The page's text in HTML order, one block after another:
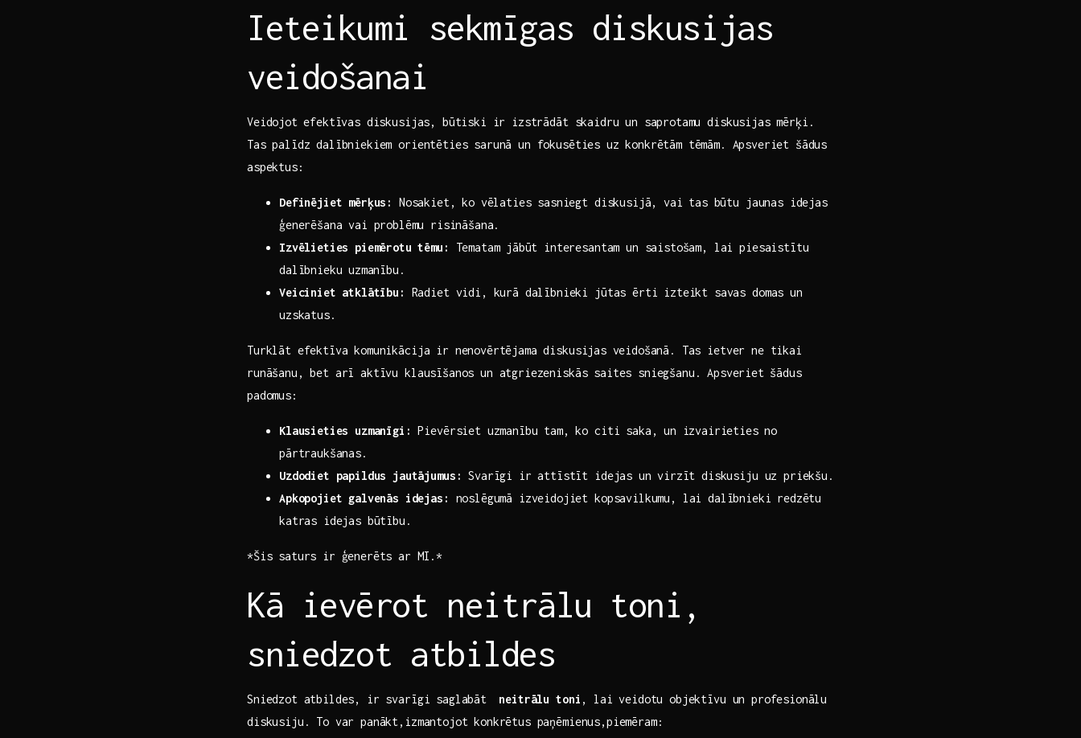
Ieteikumi sekmīgas diskusijas
veidošanai
Veidojot⁤ efektīvas diskusijas, būtiski ir‍ izstrādāt skaidru un saprotamu diskusijas mērķi.
Tas palīdz dalībniekiem orientēties sarunā un ‍fokusēties uz konkrētām tēmām. ⁣Apsveriet šādus
aspektus:
Definējiet mērķus:
Nosakiet,⁤ ko vēlaties sasniegt diskusijā,​ vai⁢ tas būtu jaunas idejas⁤
ģenerēšana vai problēmu⁣ risināšana.
Izvēlieties piemērotu tēmu:
Tematam ⁢jābūt interesantam un saistošam,​ lai piesaistītu
dalībnieku ⁤uzmanību.
Veiciniet atklātību:
Radiet vidi, kurā dalībnieki jūtas ērti izteikt ‌savas domas un
‌uzskatus.
Turklāt ‌efektīva komunikācija ir nenovērtējama ​diskusijas⁢ veidošanā. Tas ietver ne tikai‌
runāšanu, bet arī aktīvu klausīšanos un atgriezeniskās saites sniegšanu. ⁣Apsveriet⁢ šādus
padomus:
Klausieties ‌uzmanīgi: Pievērsiet uzmanību tam, ko citi saka, un⁢ izvairieties⁤ no ​
pārtraukšanas.
Uzdodiet ‌papildus‌ jautājumus: Svarīgi ir attīstīt idejas un ⁢virzīt ‌diskusiju uz ‌priekšu.
Apkopojiet galvenās idejas:
noslēgumā izveidojiet‍ kopsavilkumu, lai dalībnieki⁤ redzētu
katras idejas būtību.
*Šis saturs ir ģenerēts ar MI.*
Kā ​ievērot neitrālu toni,‌
sniedzot atbildes
Sniedzot atbildes, ir svarīgi saglabāt ⁤ neitrālu toni , lai veidotu objektīvu ​un profesionālu
diskusiju. To var ‍panākt,izmantojot konkrētus paņēmienus,piemēram: